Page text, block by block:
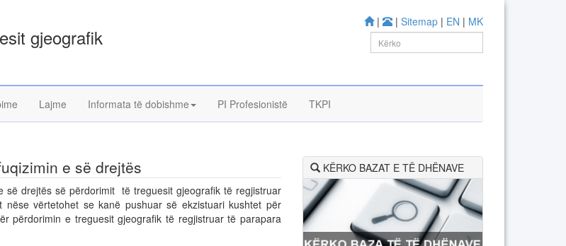
| | Sitemap | EN | MK
gjeografik
Lajme Informata të dobishme PI Profesionistë TKPI
e së drejtës
së drejtës së përdorimit të treguesit gjeografik të regjistruar
nëse vërtetohet se kanë pushuar së ekzistuari kushtet për
përdorimin e treguesit gjeografik të regjistruar të parapara
KËRKO BAZAT E TË DHËNAVE